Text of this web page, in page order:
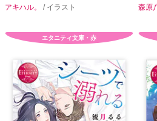
アキハル。 / イラスト
森原
エタニティ文庫・赤